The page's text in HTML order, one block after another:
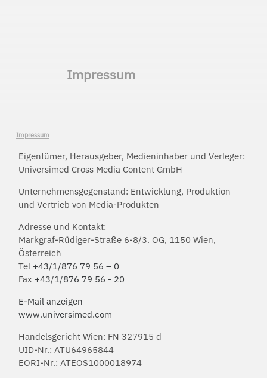
Impressum
Impressum
Eigentümer, Herausgeber, Medieninhaber und Verleger:
Universimed Cross Media Content GmbH
Unternehmensgegenstand: Entwicklung, Produktion
und Vertrieb von Media-Produkten
Adresse und Kontakt:
Markgraf-Rüdiger-Straße 6-8/3. OG, 1150 Wien,
Österreich
Tel +43/1/876 79 56 – 0
Fax +43/1/876 79 56 - 20
E-Mail anzeigen
www.universimed.com
Handelsgericht Wien: FN 327915 d
UID-Nr.: ATU64965844
EORI-Nr.: ATEOS1000018974